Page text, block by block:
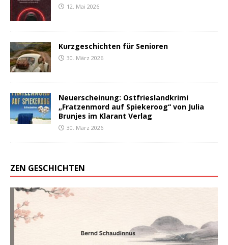
12. Mai 2026
Kurzgeschichten für Senioren
30. März 2026
Neuerscheinung: Ostfrieslandkrimi
„Fratzenmord auf Spiekeroog“ von Julia
Brunjes im Klarant Verlag
30. März 2026
ZEN GESCHICHTEN